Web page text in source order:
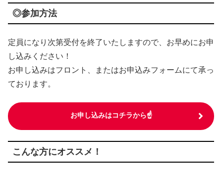
◎参加方法
定員になり次第受付を終了いたしますので、お早めにお申
し込みください！
お申し込みはフロント、またはお申込みフォームにて承っ
ております。
お申し込みはコチラから☝
こんな方にオススメ！